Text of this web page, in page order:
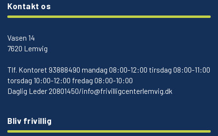
Kontakt os
Vasen 14
7620 Lemvig
Tlf. Kontoret 93888490 mandag 08:00-12:00 tirsdag 08:00-11:00
torsdag 10:00-12:00 fredag 08:00-10:00
Daglig Leder 20801450/info@frivilligcenterlemvig.dk
Bliv frivillig